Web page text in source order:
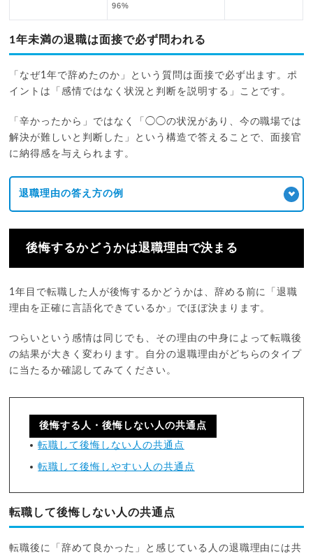
96%
1年未満の退職は面接で必ず問われる
「なぜ1年で辞めたのか」という質問は面接で必ず出ます。ポ
イントは「感情ではなく状況と判断を説明する」ことです。
「辛かったから」ではなく「◯◯の状況があり、今の職場では
解決が難しいと判断した」という構造で答えることで、面接官
に納得感を与えられます。
退職理由の答え方の例
後悔するかどうかは退職理由で決まる
1年目で転職した人が後悔するかどうかは、辞める前に「退職
理由を正確に言語化できているか」でほぼ決まります。
つらいという感情は同じでも、その理由の中身によって転職後
の結果が大きく変わります。自分の退職理由がどちらのタイプ
に当たるか確認してみてください。
後悔する人・後悔しない人の共通点
転職して後悔しない人の共通点
転職して後悔しやすい人の共通点
転職して後悔しない人の共通点
転職後に「辞めて良かった」と感じている人の退職理由には共